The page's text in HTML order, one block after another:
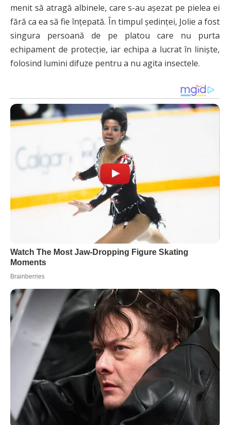
menit să atragă albinele, care s-au așezat pe pielea ei
fără ca ea să fie înțepată. În timpul ședinței, Jolie a fost
singura persoană de pe platou care nu purta
echipament de protecție, iar echipa a lucrat în liniște,
folosind lumini difuze pentru a nu agita insectele.